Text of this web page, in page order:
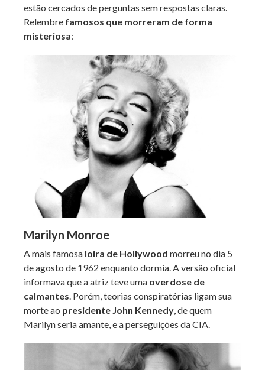
estão cercados de perguntas sem respostas claras.
Relembre famosos que morreram de forma
misteriosa:
Marilyn Monroe
A mais famosa loira de Hollywood morreu no dia 5
de agosto de 1962 enquanto dormia. A versão oficial
informava que a atriz teve uma overdose de
calmantes. Porém, teorias conspiratórias ligam sua
morte ao presidente John Kennedy, de quem
Marilyn seria amante, e a perseguições da CIA.